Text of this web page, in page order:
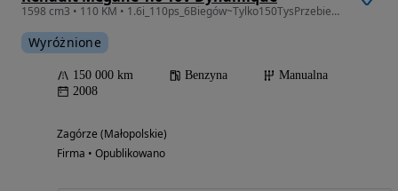
1598 cm3 • 110 KM • 1.6i_110ps_6Biegów~Tylko150TysPrzebiegu~KlimaTronik~Oryginał~TOP!
Wyróżnione
150 000 km Benzyna
Manualna
2008
Zagórze (Małopolskie)
Firma • Opublikowano